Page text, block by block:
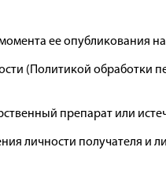
ее опубликования
(Политикой обработки
препарат или
личности получателя и